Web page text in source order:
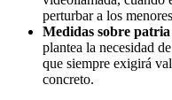
perturbar a los
Medidas sobre patria
plantea la necesidad
que siempre exigirá
concreto.